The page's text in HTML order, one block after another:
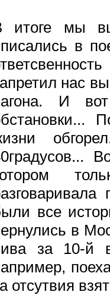
итоге мы
в
нас
И
все
в
за 10-й
отсутвия